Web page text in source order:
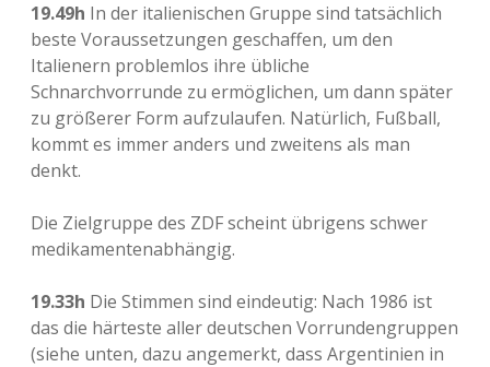
19.49h In der italienischen Gruppe sind tatsächlich
beste Voraussetzungen geschaffen, um den
Italienern problemlos ihre übliche
Schnarchvorrunde zu ermöglichen, um dann später
zu größerer Form aufzulaufen. Natürlich, Fußball,
kommt es immer anders und zweitens als man
denkt.
Die Zielgruppe des ZDF scheint übrigens schwer
medikamentenabhängig.
19.33h Die Stimmen sind eindeutig: Nach 1986 ist
das die härteste aller deutschen Vorrundengruppen
(siehe unten, dazu angemerkt, dass Argentinien in